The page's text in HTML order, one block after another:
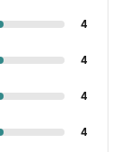
4
4
4
4